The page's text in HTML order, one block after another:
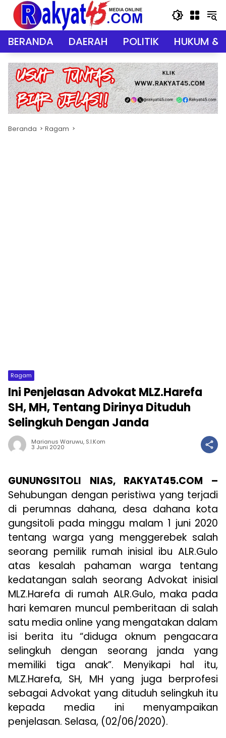
Langsung
konten
BERANDA DAERAH POLITIK HUKUM &
Beranda Ragam
Ragam
Ini Penjelasan Advokat MLZ.Harefa
SH, MH, Tentang Dirinya Dituduh
Selingkuh Dengan Janda
Marianus Waruwu, S.I.Kom
3 Juni 2020
GUNUNGSITOLI NIAS, RAKYAT45.COM –
Sehubungan dengan peristiwa yang terjadi
di perumnas dahana, desa dahana kota
gungsitoli pada minggu malam 1 juni 2020
tentang warga yang menggerebek salah
seorang pemilik rumah inisial ibu ALR.Gulo
atas kesalah pahaman warga tentang
kedatangan salah seorang Advokat inisial
MLZ.Harefa di rumah ALR.Gulo, maka pada
hari kemaren muncul pemberitaan di salah
satu media online yang mengatakan dalam
isi berita itu “diduga oknum pengacara
selingkuh dengan seorang janda yang
memiliki tiga anak”. Menyikapi hal itu,
MLZ.Harefa, SH, MH yang juga berprofesi
sebagai Advokat yang dituduh selingkuh itu
kepada media ini menyampaikan
penjelasan. Selasa, (02/06/2020).